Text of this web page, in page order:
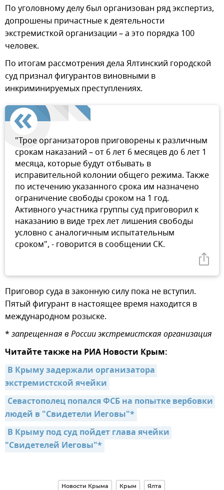
По уголовному делу был организован ряд экспертиз,
допрошены причастные к деятельности
экстремисткой организации – а это порядка 100
человек.
По итогам рассмотрения дела Ялтинский городской
суд признал фигурантов виновными в
инкриминируемых преступлениях.
"Трое организаторов приговорены к различным
срокам наказаний – от 6 лет 6 месяцев до 6 лет 1
месяца, которые будут отбывать в
исправительной колонии общего режима. Также
по истечению указанного срока им назначено
ограничение свободы сроком на 1 год.
Активного участника группы суд приговорил к
наказанию в виде трех лет лишения свободы
условно с аналогичным испытательным
сроком", - говорится в сообщении СК.
Приговор суда в законную силу пока не вступил.
Пятый фигурант в настоящее время находится в
международном розыске.
* запрещенная в России экстремистская организация
Читайте также на РИА Новости Крым:
В Крыму задержали организатора
экстремистской ячейки
Севастополец попался ФСБ на попытке вербовки
людей в "Свидетели Иеговы"*
В Крыму под суд пойдет глава ячейки
"Свидетелей Иеговы"*
Новости Крыма Крым Ялта